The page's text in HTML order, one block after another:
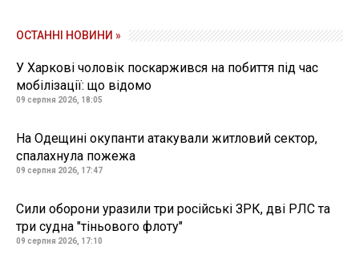
ОСТАННІ НОВИНИ »
У Харкові чоловік поскаржився на побиття під час
мобілізації: що відомо
09 серпня 2026, 18:05
На Одещині окупанти атакували житловий сектор,
спалахнула пожежа
09 серпня 2026, 17:47
Сили оборони уразили три російські ЗРК, дві РЛС та
три судна "тіньового флоту"
09 серпня 2026, 17:10